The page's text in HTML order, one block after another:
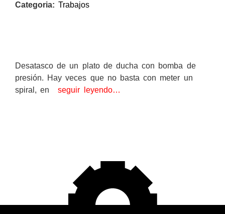
Categoria:Trabajos
Desatasco de un plato de ducha con bomba de
presión. Hay veces que no basta con meter un
spiral, en
seguir leyendo…